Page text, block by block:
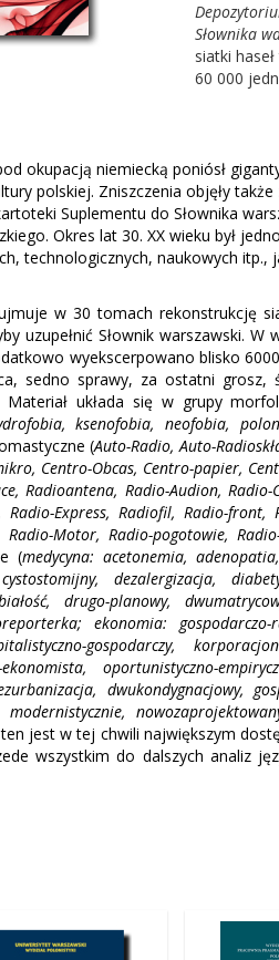
Słownika
siatki
60 000
okupacją niemiecką poniósł
polskiej. Zniszczenia objęły
Suplementu do Słownika
Okres lat 30. XX wieku był
technologicznych, naukowych
w 30 tomach rekonstrukcję
uzupełnić Słownik warszawski.
wyekscerpowano blisko
sedno sprawy, za ostatni grosz,
układa się w grupy
ksenofobia, neofobia,
(Auto-Radio, Auto-
Centro-Obcas, Centro-papier,
Radioantena, Radio-Audion,
Express, Radiofil, Radio-
Motor, Radio-pogotowie,
(medycyna: acetonemia,
dezalergizacja,
drugo-planowy,
ekonomia:
gospodarczy,
oportunistyczno-
dwukondygnacjowy,
ten jest w tej chwili największym
wszystkim do dalszych analiz